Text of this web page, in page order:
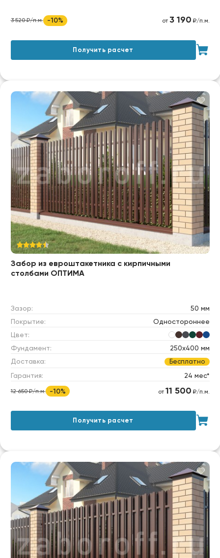
3 520 ₽/п.м. -10% от 3 190 ₽/п.м.
Получить расчет
Забор из евроштакетника с кирпичными
столбами ОПТИМА
Зазор:
50 мм
Покрытие:
Одностороннее
Цвет:
Фундамент:
250х400 мм
Доставка:
Бесплатно
Гарантия: 24 мес*
12 650 ₽/п.м. -10% от 11 500 ₽/п.м.
Получить расчет